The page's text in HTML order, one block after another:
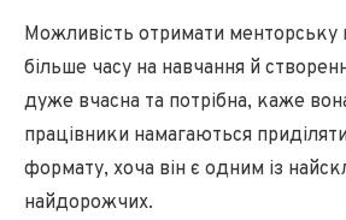
Можливість отримати менторську
більше часу на навчання й
дуже вчасна та потрібна, каже
працівники намагаються
формату, хоча він є одним із
найдорожчих.